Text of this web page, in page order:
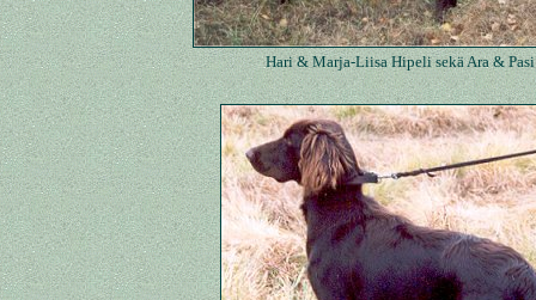
Hari & Marja-Liisa Hipeli sekä Ara &